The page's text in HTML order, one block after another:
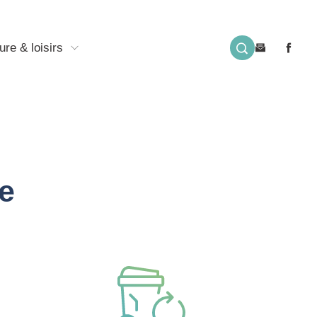
& loisirs